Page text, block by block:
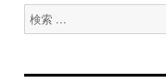
検
索
象: